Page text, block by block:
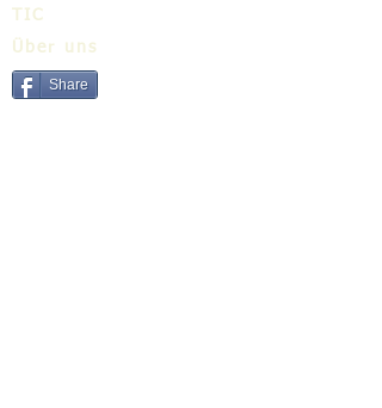
TIC
Über uns
Share